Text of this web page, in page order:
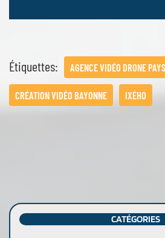
Étiquettes: AGENCE VIDÉO DRONE
CRÉATION VIDÉO BAYONNE IXÉHO
CATÉGORIES